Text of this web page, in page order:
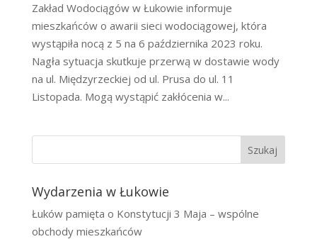
Zakład Wodociągów w Łukowie informuje
mieszkańców o awarii sieci wodociągowej, która
wystąpiła nocą z 5 na 6 października 2023 roku.
Nagła sytuacja skutkuje przerwą w dostawie wody
na ul. Międzyrzeckiej od ul. Prusa do ul. 11
Listopada. Mogą wystąpić zakłócenia w...
Szukaj
Wydarzenia w Łukowie
Łuków pamięta o Konstytucji 3 Maja – wspólne
obchody mieszkańców